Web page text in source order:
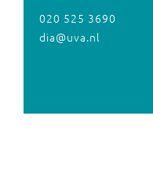
020 525 3690
dia@uva.nl